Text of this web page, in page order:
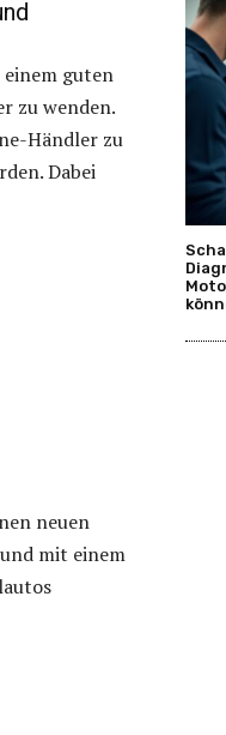
guten
zu wenden.
Händler zu
Dabei
neuen
mit einem